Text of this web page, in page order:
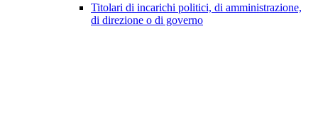
Titolari di incarichi politici, di amministrazione,
di direzione o di governo